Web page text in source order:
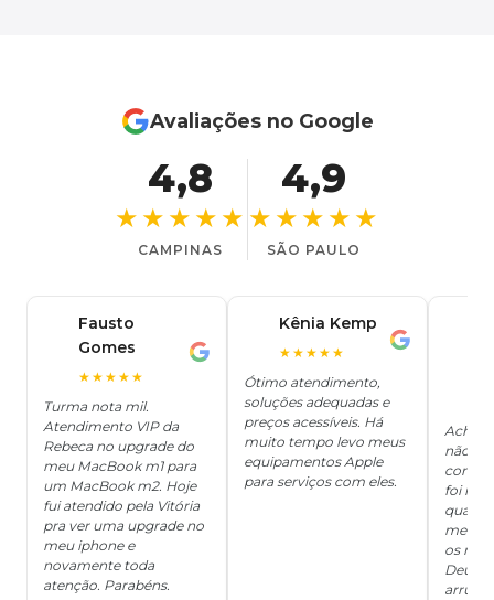
Avaliações no Google
4,8
★★★★★
CAMPINAS
4,9
★★★★★
SÃO PAULO
Fausto
Gomes
★★★★★
Turma nota mil.
Atendimento VIP da
Rebeca no upgrade do
meu MacBook m1 para
um MacBook m2. Hoje
fui atendido pela Vitória
pra ver uma upgrade no
meu iphone e
novamente toda
atenção. Parabéns.
Kênia Kemp
★★★★★
Ótimo atendimento,
soluções adequadas e
preços acessíveis. Há
muito tempo levo meus
equipamentos Apple
para serviços com eles.
Achei
não
foi
me
os
Deus,